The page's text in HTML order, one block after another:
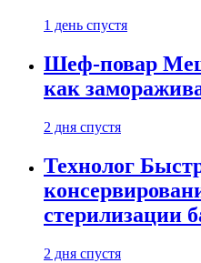
1 день спустя
Шеф-повар
как
2 дня спустя
Технолог
стерилизации
2 дня спустя